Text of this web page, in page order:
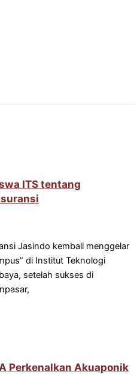
ITS tentang
Jasindo kembali menggelar
di Institut Teknologi
setelah sukses di
Perkenalkan Akuaponik